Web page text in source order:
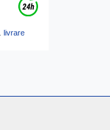
livrare